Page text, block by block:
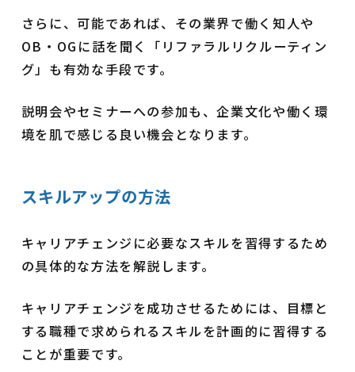
さらに、可能であれば、その業界で働く知人や
OB・OGに話を聞く「リファラルリクルーティン
グ」も有効な手段です。
説明会やセミナーへの参加も、企業文化や働く環
境を肌で感じる良い機会となります。
スキルアップの方法
キャリアチェンジに必要なスキルを習得するため
の具体的な方法を解説します。
キャリアチェンジを成功させるためには、目標と
する職種で求められるスキルを計画的に習得する
ことが重要です。